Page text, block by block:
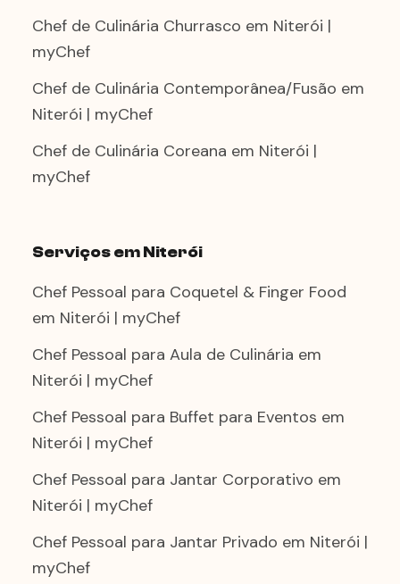
Chef de Culinária Churrasco em Niterói |
myChef
Chef de Culinária Contemporânea/Fusão em
Niterói | myChef
Chef de Culinária Coreana em Niterói |
myChef
Serviços em Niterói
Chef Pessoal para Coquetel & Finger Food
em Niterói | myChef
Chef Pessoal para Aula de Culinária em
Niterói | myChef
Chef Pessoal para Buffet para Eventos em
Niterói | myChef
Chef Pessoal para Jantar Corporativo em
Niterói | myChef
Chef Pessoal para Jantar Privado em Niterói |
myChef